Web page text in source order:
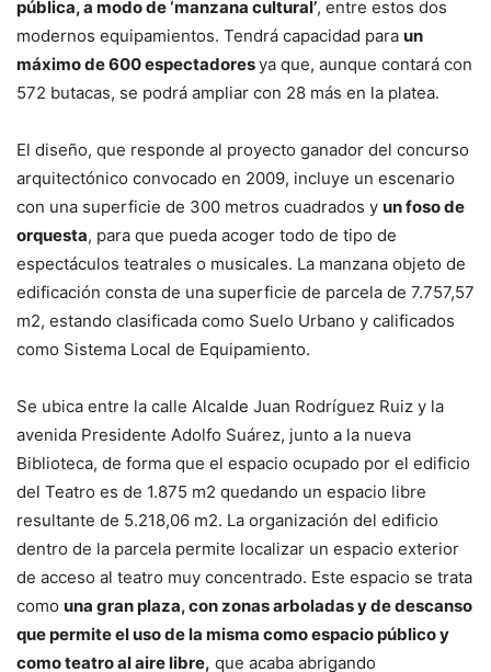
pública, a modo de ‘manzana cultural’, entre estos dos
modernos equipamientos. Tendrá capacidad para un
máximo de 600 espectadoresya que, aunque contará con
572 butacas, se podrá ampliar con 28 más en la platea.
El diseño, que responde al proyecto ganador del concurso
arquitectónico convocado en 2009, incluye un escenario
con una superficie de 300 metros cuadrados y un foso de
orquesta, para que pueda acoger todo de tipo de
espectáculos teatrales o musicales. La manzana objeto de
edificación consta de una superficie de parcela de 7.757,57
m2, estando clasificada como Suelo Urbano y calificados
como Sistema Local de Equipamiento.
Se ubica entre la calle Alcalde Juan Rodríguez Ruiz y la
avenida Presidente Adolfo Suárez, junto a la nueva
Biblioteca, de forma que el espacio ocupado por el edificio
del Teatro es de 1.875 m2 quedando un espacio libre
resultante de 5.218,06 m2. La organización del edificio
dentro de la parcela permite localizar un espacio exterior
de acceso al teatro muy concentrado. Este espacio se trata
como una gran plaza, con zonas arboladas y de descanso
que permite el uso de la misma como espacio público y
como teatro al aire libre, que acaba abrigando